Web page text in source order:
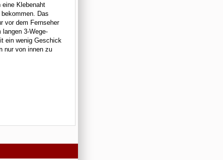
Klebenaht
Das
vor dem Fernseher
3-Wege-
ein wenig Geschick
nur von innen zu